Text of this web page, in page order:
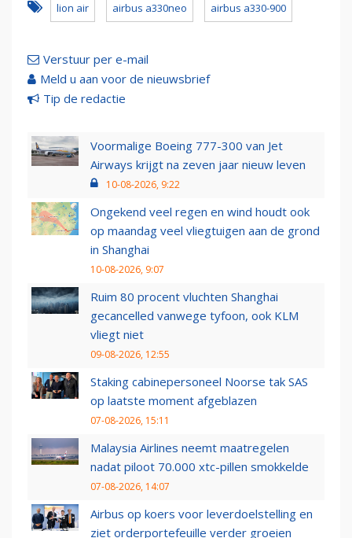
lion air airbus a330neo airbus a330-900
Verstuur per e-mail
Meld u aan voor de nieuwsbrief
Tip de redactie
Voormalige Boeing 777-300 van Jet
Airways krijgt na zeven jaar nieuw leven
10-08-2026, 9:22
Ongekend veel regen en wind houdt ook
op maandag veel vliegtuigen aan de grond
in Shanghai
10-08-2026, 9:07
Ruim 80 procent vluchten Shanghai
gecancelled vanwege tyfoon, ook KLM
vliegt niet
09-08-2026, 12:55
Staking cabinepersoneel Noorse tak SAS
op laatste moment afgeblazen
07-08-2026, 15:11
Malaysia Airlines neemt maatregelen
nadat piloot 70.000 xtc-pillen smokkelde
07-08-2026, 14:07
Airbus op koers voor leverdoelstelling en
ziet orderportefeuille verder groeien